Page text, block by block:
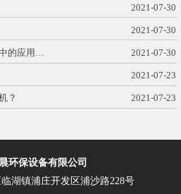
2021-07-30
2021-07-30
的应用… 2021-07-30
2021-07-23
？ 2021-07-23
环保设备有限公司
湖镇浦庄开发区浦沙路228号